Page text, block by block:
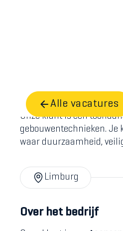
Alle vacatures
Onze klant is een
gebouwentechnieken.
waar duurzaamheid,
Limburg
Over het bedrijf